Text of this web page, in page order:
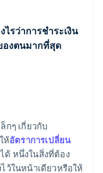
ตอน
ตอน
รว่าการชำระเงิน
องตนมากที่สุด
ผลิตภัณฑ์และลูกค้า
กๆ เกี่ยวกับ
ห้อัตราการเปลี่ยน
ด้ หนึ่งในสิ่งที่ต้อง
ว้ในหน้าเดียวหรือให้